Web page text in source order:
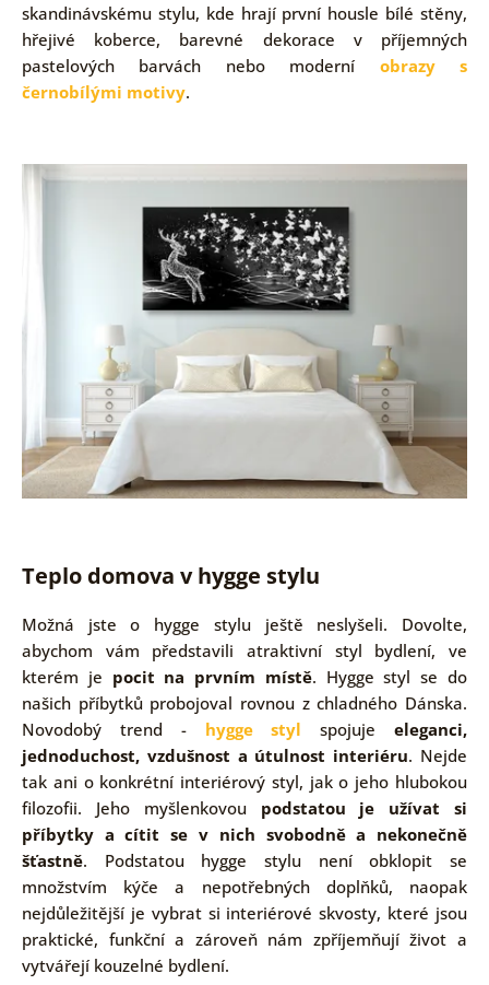
skandinávskému stylu, kde hrají první housle bílé stěny,
hřejivé koberce, barevné dekorace v příjemných
pastelových barvách nebo moderní obrazy s
černobílými motivy.
Teplo domova v hygge stylu
Možná jste o hygge stylu ještě neslyšeli. Dovolte,
abychom vám představili atraktivní styl bydlení, ve
kterém je pocit na prvním místě. Hygge styl se do
našich příbytků probojoval rovnou z chladného Dánska.
Novodobý trend - hygge styl spojujeeleganci,
jednoduchost, vzdušnost a útulnost interiéru. Nejde
tak ani o konkrétní interiérový styl, jak o jeho hlubokou
filozofii. Jeho myšlenkovou podstatou je užívat si
příbytky a cítit se v nich svobodně a nekonečně
šťastně. Podstatou hygge stylu není obklopit se
množstvím kýče a nepotřebných doplňků, naopak
nejdůležitější je vybrat si interiérové skvosty, které jsou
praktické, funkční a zároveň nám zpříjemňují život a
vytvářejí kouzelné bydlení.